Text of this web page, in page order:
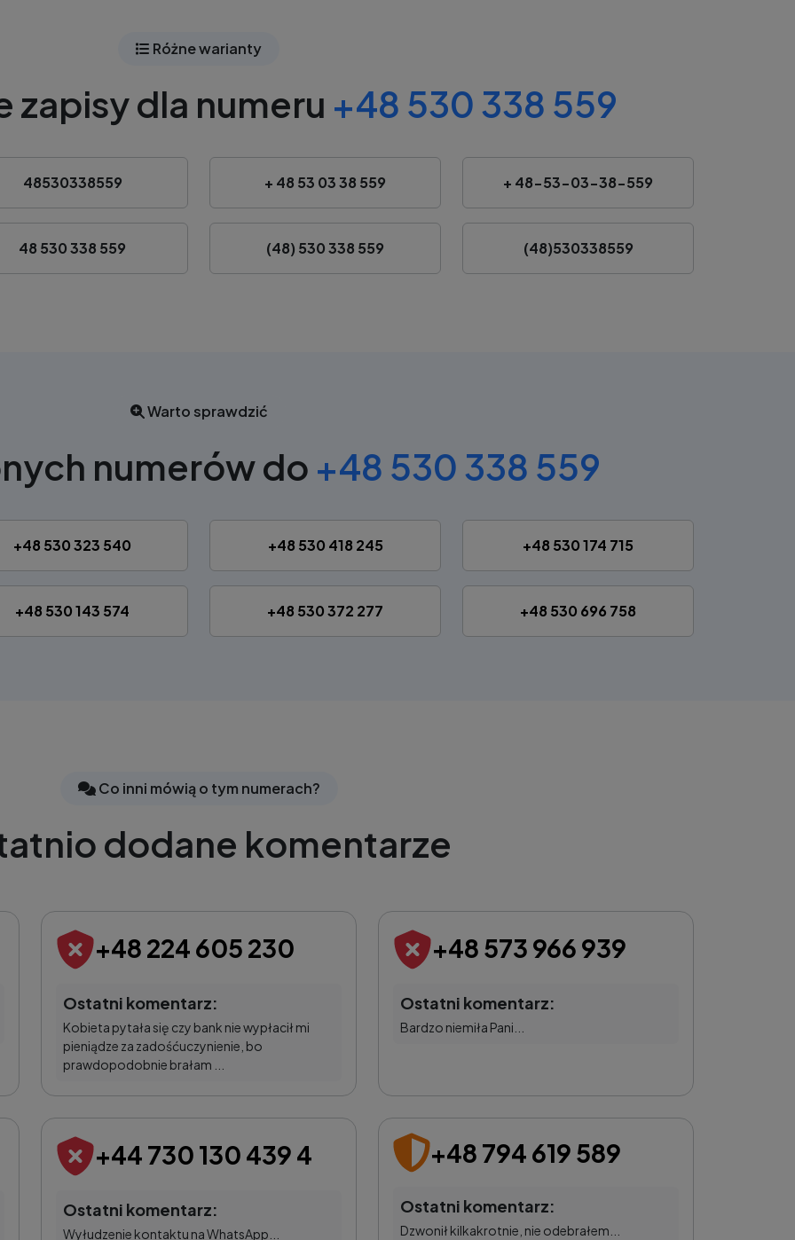
Różne warianty
dla numeru +48 530 338 559
48530338559 + 48 53 03 38 559 + 48-53-03-38-559
48 530 338 559 (48) 530 338 559 (48)530338559
Warto sprawdzić
numerów do +48 530 338 559
+48 530 323 540 +48 530 418 245 +48 530 174 715
+48 530 143 574 +48 530 372 277 +48 530 696 758
Co inni mówią o tym numerach?
dodane komentarze
+48 224 605 230
Ostatni komentarz:
Kobieta pytała się czy bank nie wypłacił mi
pieniądze za zadośćuczynienie, bo
prawdopodobnie brałam ...
+48 573 966 939
Ostatni komentarz:
Bardzo niemiła Pani...
+44 730 130 439 4
Ostatni komentarz:
Wyłudzenie kontaktu na WhatsApp...
+48 794 619 589
Ostatni komentarz:
Dzwonił kilkakrotnie, nie odebrałem...